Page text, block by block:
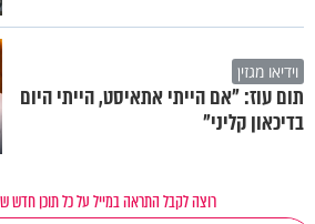
וידיאו מגזין
תום עוז: "אם הייתי אתאיסט, הייתי היום
בדיכאון קליני"
רוצה לקבל התראה במייל על כל תוכן חדש